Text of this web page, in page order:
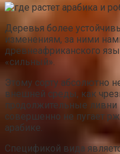
Деревья более
изменениям, за ними
древнеафриканского
«сильный».
Этому сорту абсолютно
внешней среды, как
продолжительные ливни
совершенно не пугает
арабике.
Спецификой вида